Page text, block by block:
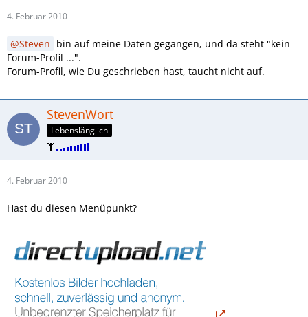
4. Februar 2010
Steven bin auf meine Daten gegangen, und da steht "kein
Forum-Profil ...".
Forum-Profil, wie Du geschrieben hast, taucht nicht auf.
StevenWort
Lebenslänglich
4. Februar 2010
Hast du diesen Menüpunkt?